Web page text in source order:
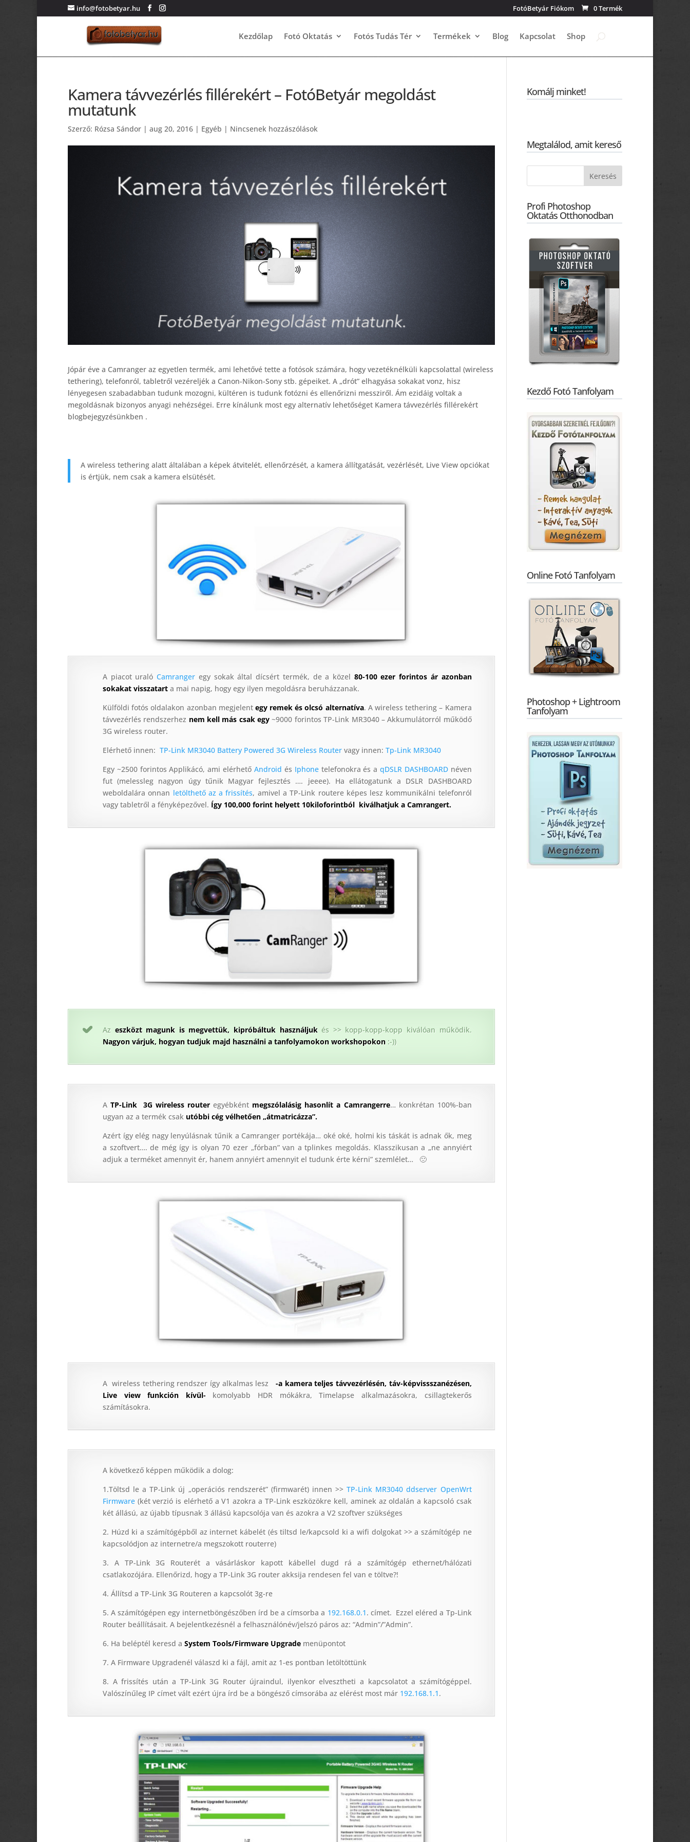
info@fotobetyar.hu FotóBetyár Fiókom 0 Termék
Kezdőlap Fotó Oktatás Fotós Tudás Tér Termékek Blog Kapcsolat Shop
Kamera távvezérlés fillérekért – FotóBetyár megoldást
mutatunk
Szerző: Rózsa Sándor | aug 20, 2016 | Egyéb | Nincsenek hozzászólások
Jópár éve a Camranger az egyetlen termék, ami lehetővé tette a fotósok számára, hogy vezetéknélküli kapcsolattal (wireless
tethering), telefonról, tabletről vezéreljék a Canon-Nikon-Sony stb. gépeiket. A „drót” elhagyása sokakat vonz, hisz
lényegesen szabadabban tudunk mozogni, kültéren is tudunk fotózni és ellenőrizni messziről. Ám ezidáig voltak a
megoldásnak bizonyos anyagi nehézségei. Erre kínálunk most egy alternatív lehetőséget Kamera távvezérlés fillérekért
blogbejegyzésünkben .
A wireless tethering alatt általában a képek átvitelét, ellenőrzését, a kamera állítgatását, vezérlését, Live View opciókat
is értjük, nem csak a kamera elsütését.
A piacot uralóCamranger egy sokak által dícsért termék, de a közel 80-100 ezer forintos ár azonban
sokakat visszatart a mai napig, hogy egy ilyen megoldásra beruházzanak.
Külföldi fotós oldalakon azonban megjelent egy remek és olcsó alternatíva. A wireless tethering – Kamera
távvezérlés rendszerhez nem kell más csak egy ~9000 forintos TP-Link MR3040 – Akkumulátorról működő
3G wireless router.
Elérhető innen: TP-Link MR3040 Battery Powered 3G Wireless Router vagy innen: Tp-Link MR3040
Egy ~2500 forintos Applikácó, ami elérhető Android és Iphone telefonokra és a qDSLR DASHBOARDnéven
fut (melessleg nagyon úgy tűnik Magyar fejlesztés …. jeeee). Ha ellátogatunk a DSLR DASHBOARD
weboldalára onnan letölthető az a frissítés, amivel a TP-Link routere képes lesz kommunikálni telefonról
vagy tabletről a fényképezővel. Így 100,000 forint helyett 10kiloforintból kiválhatjuk a Camrangert.
Az eszközt magunk is megvettük, kipróbáltuk használjukés >> kopp-kopp-kopp kiválóan működik.
Nagyon várjuk, hogyan tudjuk majd használni a tanfolyamokon workshopokon :-))
ATP-Link 3G wireless router egyébként megszólalásig hasonlít a Camrangerre… konkrétan 100%-ban
ugyan az a termék csak utóbbi cég vélhetően „átmatricázza”.
Azért így elég nagy lenyúlásnak tűnik a Camranger portékája… oké oké, holmi kis táskát is adnak ők, meg
a szoftvert…. de még így is olyan 70 ezer „fórban” van a tplinkes megoldás. Klasszikusan a „ne annyiért
adjuk a terméket amennyit ér, hanem annyiért amennyit el tudunk érte kérni” szemlélet… 🙁
A wireless tethering rendszer így alkalmas lesz-a kamera teljes távvezérlésén, táv-képvissszanézésen,
Live view funkción kívül-komolyabb HDR mókákra, Timelapse alkalmazásokra, csillagtekerős
számításokra.
A következő képpen működik a dolog:
1.Töltsd le a TP-Link új „operációs rendszerét” (firmwarét) innen >>TP-Link MR3040 ddserver OpenWrt
Firmware (két verzió is elérhető a V1 azokra a TP-Link eszközökre kell, aminek az oldalán a kapcsoló csak
két állású, az újabb típusnak 3 állású kapcsolója van és azokra a V2 szoftver szükséges
2. Húzd ki a számítógépből az internet kábelét (és tiltsd le/kapcsold ki a wifi dolgokat >> a számítógép ne
kapcsolódjon az internetre/a megszokott routerre)
3. A TP-Link 3G Routerét a vásárláskor kapott kábellel dugd rá a számítógép ethernet/hálózati
csatlakozójára. Ellenőrizd, hogy a TP-Link 3G router akksija rendesen fel van e töltve?!
4. Állítsd a TP-Link 3G Routeren a kapcsolót 3g-re
5. A számítógépen egy internetböngészőben írd be a címsorba a 192.168.0.1. címet. Ezzel eléred a Tp-Link
Router beállításait. A bejelentkezésnél a felhasználónév/jelszó páros az: “Admin”/”Admin”.
6. Ha beléptél keresd a System Tools/Firmware Upgrade menüpontot
7. A Firmware Upgradenél válaszd ki a fájl, amit az 1-es pontban letöltöttünk
8. A frissítés után a TP-Link 3G Router újraindul, ilyenkor elvesztheti a kapcsolatot a számítógéppel.
Valószínűleg IP címet vált ezért újra írd be a böngésző címsorába az elérést most már 192.168.1.1.
Komálj minket!
Megtalálod, amit kereső
Profi Photoshop
Oktatás Otthonodban
Kezdő Fotó Tanfolyam
Online Fotó Tanfolyam
Photoshop + Lightroom
Tanfolyam